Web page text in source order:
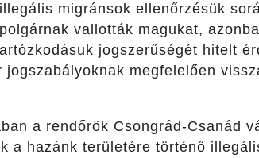
migránsok ellenőrzésük
vallották magukat,
jogszerűségét hitelt
jogszabályoknak megfelelően
a rendőrök Csongrád-Csanád
a hazánk területére történő